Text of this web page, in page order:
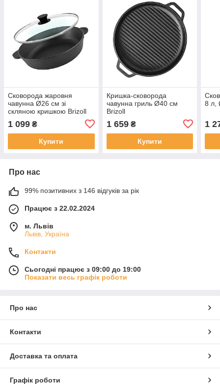
Сковорода жаровня
чавунна Ø26 см зі
скляною кришкою Brizoll
1 099 ₴
Купити
Кришка-сковорода
чавунна гриль Ø40 см
Brizoll
1 659₴
Купити
8 л,
1
Про нас
99% позитивних з 146 відгуків за рік
Працює з 22.02.2024
м. Львів
Львів, Україна
Контакти
Сьогодні працює з 09:00 до 19:00
Показати весь графік роботи
Про нас
Контакти
Доставка та оплата
Графік роботи